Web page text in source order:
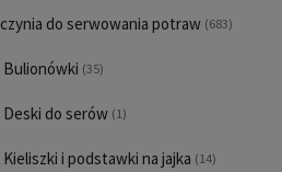
do serwowania potraw (683)
Bulionówki (35)
Deski do serów (1)
Kieliszki i podstawki na jajka (14)